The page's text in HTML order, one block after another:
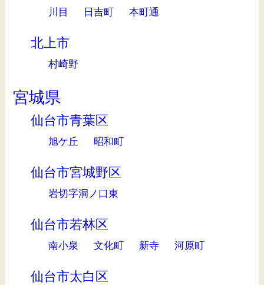
川目
日吉町 本町通
北上市
村崎野
宮城県
仙台市青葉区
旭ケ丘 昭和町
仙台市宮城野区
岩切字洞ノ口東
仙台市若林区
南小泉 文化町 新寺 河原町
仙台市太白区